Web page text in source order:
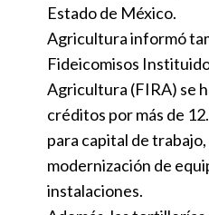
Estado de México.
Agricultura informó
Fideicomisos
Agricultura (FIRA) se
créditos por más de
para capital de
modernización de
instalaciones.